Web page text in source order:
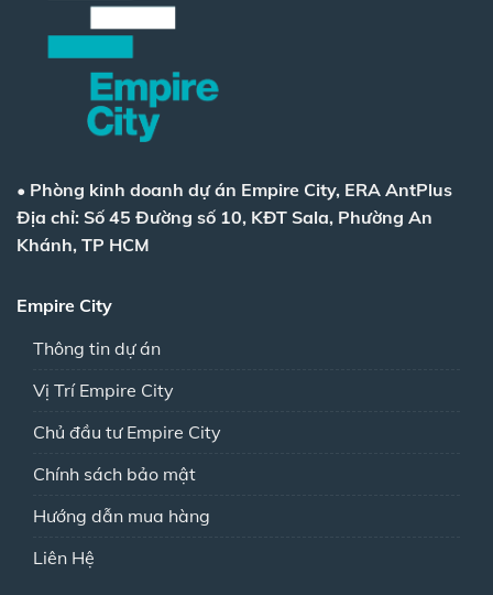
• Phòng kinh doanh dự án Empire City, ERA AntPlus
Địa chỉ: Số 45 Đường số 10, KĐT Sala, Phường An
Khánh, TP HCM
Empire City
Thông tin dự án
Vị Trí Empire City
Chủ đầu tư Empire City
Chính sách bảo mật
Hướng dẫn mua hàng
Liên Hệ